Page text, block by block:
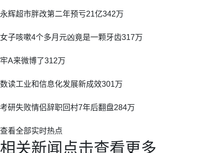
永辉超市胖改第二年预亏21亿342万
女子咳嗽4个多月元凶竟是一颗牙齿317万
牢A来微博了312万
数读工业和信息化发展新成效301万
考研失败情侣辞职回村7年后翻盘284万
查看全部实时热点
相关新闻点击查看更多